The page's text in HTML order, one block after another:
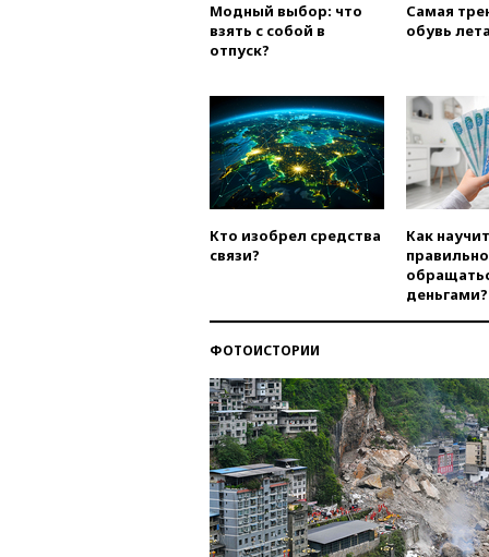
Модный выбор: что
взять с собой в
отпуск?
Самая
обувь
Кто изобрел средства
связи?
Как
правильно
деньгами?
ФОТОИСТОРИИ